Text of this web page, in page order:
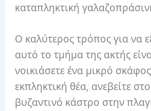
καταπληκτική
Ο καλύτερος τρόπος για να
αυτό το τμήμα της ακτής
νοικιάσετε ένα μικρό
εκπληκτική θέα, ανεβείτε
βυζαντινό κάστρο στην